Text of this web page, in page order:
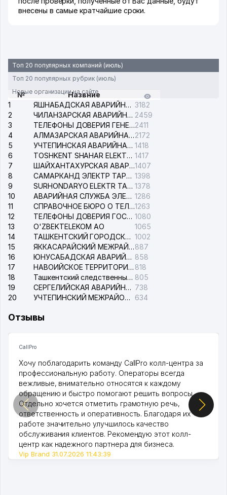
внесены в самые кратчайшие сроки.
Топ 20 популярных компаний (июль)
Топ 20 популярных рубрик (июль)
Новые организации на сайте
№
Назвние
1
ЯШНАБАДСКАЯ АВАРИЙНАЯ СЛУЖБА ЭЛЕКТРОСЕТИ 3182
2
ЧИЛАНЗАРСКАЯ АВАРИЙНАЯ СЛУЖБА ЭЛЕКТРОСЕТИ 2459
3
ТЕЛЕФОНЫ ДОВЕРИЯ ГЕНЕРАЛЬНОЙ ПРОКУРАТУРЫ РЕСПУБЛИКИ УЗБЕКИСТАН2411
4
АЛМАЗАРСКАЯ АВАРИЙНАЯ СЛУЖБА ЭЛЕКТРОСЕТИ2172
5
УЧТЕПИНСКАЯ АВАРИЙНАЯ СЛУЖБА ЭЛЕКТРОСЕТИ 1418
6
TOSHKENT SHAHAR ELEKTR TARMOQLARI KORXONASI АО 1417
7
ШАЙХАНТАХУРСКАЯ АВАРИЙНАЯ СЛУЖБА ЭЛЕКТРОСЕТИ1407
8
САМАРКАНД ЭЛЕКТР ТАРМОКЛАРИ АО 1398
9
SURHONDARYO ELEKTR TARMOKLARI АО 1378
10
АВАРИЙНАЯ СЛУЖБА ЭЛЕКТРОСЕТИ ТАШКЕНТСКОГО РАЙОНА 1286
11
СПРАВОЧНОЕ БЮРО О ТЕЛЕФОНАХ ОРГАНИЗАЦИЙ г. ТАШКЕНТА1263
12
ТЕЛЕФОНЫ ДОВЕРИЯ ГОСУДАРСТВЕННОГО ЦЕНТРА ТЕСТИРОВАНИЯ 1080
13
O'ZBEKTELEKOM АО
1065
14
ТАШКЕНТСКИЙ ГОРОДСКОЙ СУД ПО ГРАЖДАНСКИМ ДЕЛАМ 1002
15
ЯККАСАРАЙСКИЙ МЕЖРАЙОННЫЙ СУД ПО ГРАЖДАНСКИМ ДЕЛАМ887
16
ЮНУСАБАДСКАЯ АВАРИЙНАЯ СЛУЖБА ЭЛЕКТРОСЕТИ 858
17
НАВОИЙСКОЕ ТЕРРИТОРИАЛЬНОЕ ПРЕДПРИЯТИЕ ЭЛЕКТРОСЕТИ АО 818
18
Ташкентский следственный изолятор 805
19
СЕРГЕЛИЙСКАЯ АВАРИЙНАЯ СЛУЖБА ЭЛЕКТРОСЕТИ 738
20
УЧТЕПИНСКИЙ МЕЖРАЙОННЫЙ СУД ПО ГРАЖДАНСКИМ ДЕЛАМ 634
Отзывы
CallPro
Хочу поблагодарить команду CallPro колл-центра за
профессиональную работу. Операторы всегда
вежливые, внимательно относятся к каждому
обращению и быстро помогают решить вопросы.
Отдельно хочется отметить грамотную речь,
ответственность и оперативность. Благодаря их
работе значительно улучшилось качество
обслуживания клиентов. Рекомендую этот колл-
центр как надежного партнера для бизнеса.
Vip Brand 31.07.2026 11:43:39